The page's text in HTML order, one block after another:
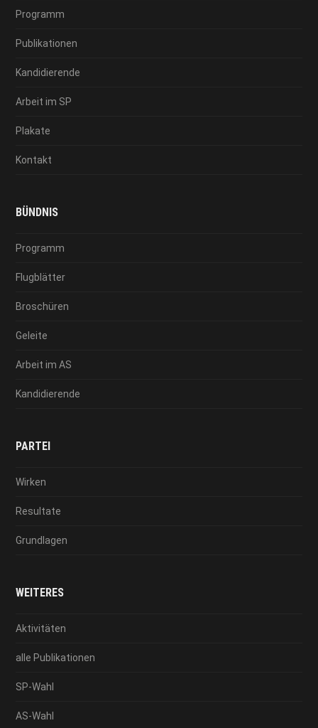
Programm
Publikationen
Kandidierende
Arbeit im SP
Plakate
Kontakt
BÜNDNIS
Programm
Flugblätter
Broschüren
Geleite
Arbeit im AS
Kandidierende
PARTEI
Wirken
Resultate
Grundlagen
WEITERES
Aktivitäten
alle Publikationen
SP-Wahl
AS-Wahl